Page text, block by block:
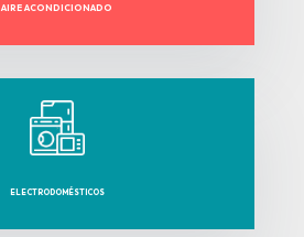
AIRE ACONDICIONADO
ELECTRODOMÉSTICOS